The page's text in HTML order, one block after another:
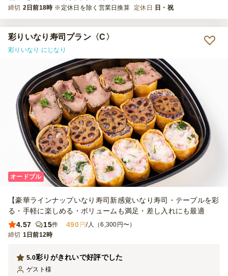
締切 2日前18時 ※定休日を除く営業日換算 定休日 日・祝
彩りいなり寿司プラン〈C〉
彩りいなり にじなり
オードブル
【豪華ラインナップいなり寿司新感覚いなり寿司・テーブルを彩
る・手軽に楽しめる・ボリュームも満足・差し入れにも最適
4.57
15件 490 円/人（6,300円〜）
締切 1日前12時
彩りがきれいで好評でした
5.0
ゲスト 様